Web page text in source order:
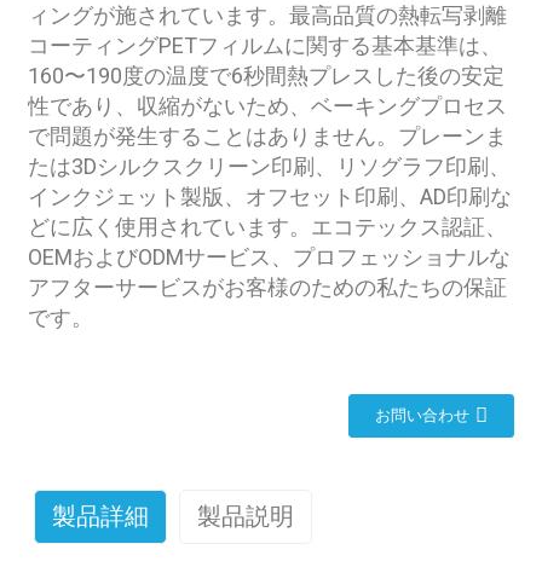
ィングが施されています。最高品質の熱転写剥離
コーティングPETフィルムに関する基本基準は、
160〜190度の温度で6秒間熱プレスした後の安定
性であり、収縮がないため、ベーキングプロセス
で問題が発生することはありません。プレーンま
たは3Dシルクスクリーン印刷、リソグラフ印刷、
インクジェット製版、オフセット印刷、AD印刷な
どに広く使用されています。エコテックス認証、
OEMおよびODMサービス、プロフェッショナルな
アフターサービスがお客様のための私たちの保証
です。
お問い合わせ
製品詳細 製品説明